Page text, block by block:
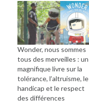
Wonder, nous sommes
tous des merveilles : un
magnifique livre sur la
tolérance, l’altruisme, le
handicap et le respect
des différences